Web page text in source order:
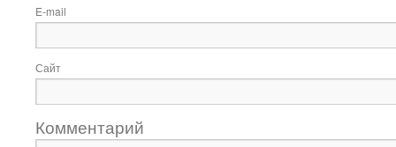
E-mail
Сайт
Комментарий